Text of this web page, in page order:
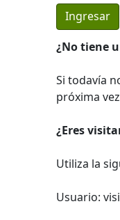
¿No tiene
Si todavía
próxima
¿Eres
Utiliza la
Usuario: